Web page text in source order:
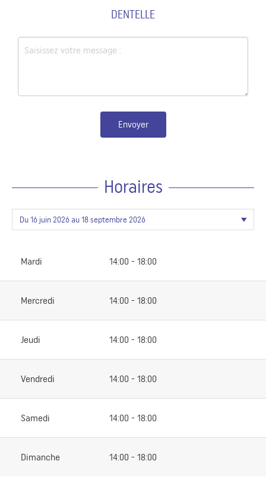
DENTELLE
Envoyer
Horaires
Mardi 14:00 - 18:00
Mercredi 14:00 - 18:00
Jeudi 14:00 - 18:00
Vendredi 14:00 - 18:00
Samedi 14:00 - 18:00
Dimanche 14:00 - 18:00